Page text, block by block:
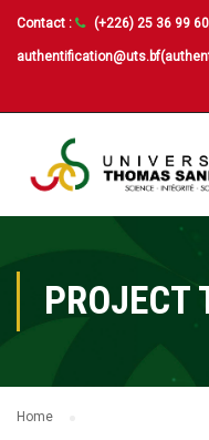
Contact : (+226) 25 36 99
PROJECT
Home